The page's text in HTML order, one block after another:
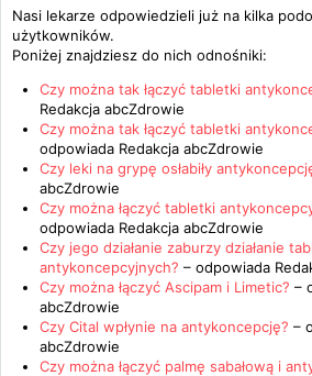
Nasi lekarze odpowiedzieli już na kilka
użytkowników.
Poniżej znajdziesz do nich odnośniki:
Czy można tak łączyć tabletki
Redakcja abcZdrowie
Czy można tak łączyć tabletki
odpowiada Redakcja abcZdrowie
Czy leki na grypę osłabiły
abcZdrowie
Czy można łączyć tabletki
odpowiada Redakcja abcZdrowie
Czy jego działanie zaburzy działanie
antykoncepcyjnych? – odpowiada
Czy można łączyć Ascipam i Limetic? –
abcZdrowie
Czy Cital wpłynie na antykoncepcję? –
abcZdrowie
Czy można łączyć palmę sabałową i